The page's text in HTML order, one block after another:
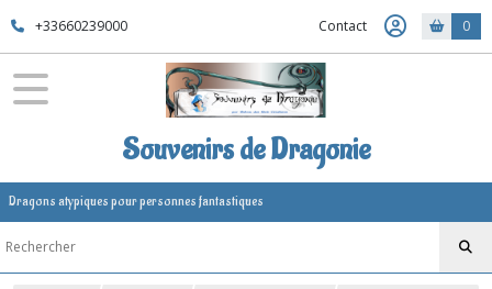
+33660239000 Contact 0
Souvenirs de Dragonie
Dragons atypiques pour personnes fantastiques